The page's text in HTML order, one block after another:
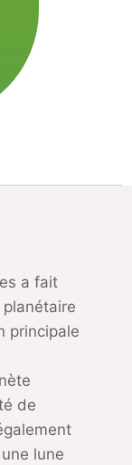
a fait
principale
de
lune